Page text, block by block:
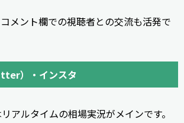
メント欄での視聴者との交流も活発で
）・インスタ
アルタイムの相場実況がメインです。